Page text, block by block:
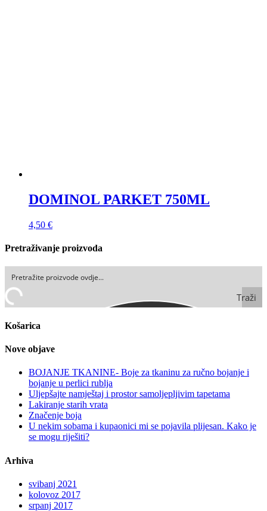
DOMINOL PARKET 750ML
4,50 €
Pretraživanje proizvoda
Traži
Košarica
Nove objave
BOJANJE TKANINE- Boje za tkaninu za ručno bojanje i
bojanje u perlici rublja
Uljepšajte namještaj i prostor samoljepljivim tapetama
Lakiranje starih vrata
Značenje boja
U nekim sobama i kupaonici mi se pojavila plijesan. Kako je
se mogu riješiti?
Arhiva
svibanj 2021
kolovoz 2017
srpanj 2017